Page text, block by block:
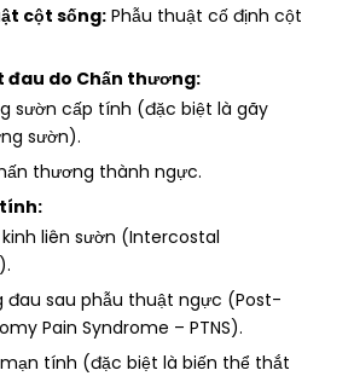
cột sống: Phẫu thuật cố định cột
đau do Chấn thương:
sườn cấp tính (đặc biệt là gãy
sườn).
thương thành ngực.
liên sườn (Intercostal
đau sau phẫu thuật ngực (Post-
Pain Syndrome – PTNS).
tính (đặc biệt là biến thể thắt